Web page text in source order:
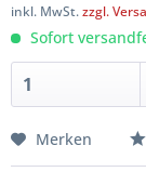
inkl. MwSt.zzgl.
Sofort
Merken